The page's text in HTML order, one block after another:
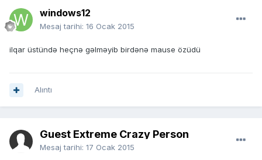
windows12
Mesaj tarihi: 16 Ocak 2015
ilqar üstündə heçnə gəlməyib birdənə mause özüdü
Alıntı
Guest Extreme Crazy Person
Mesaj tarihi: 17 Ocak 2015